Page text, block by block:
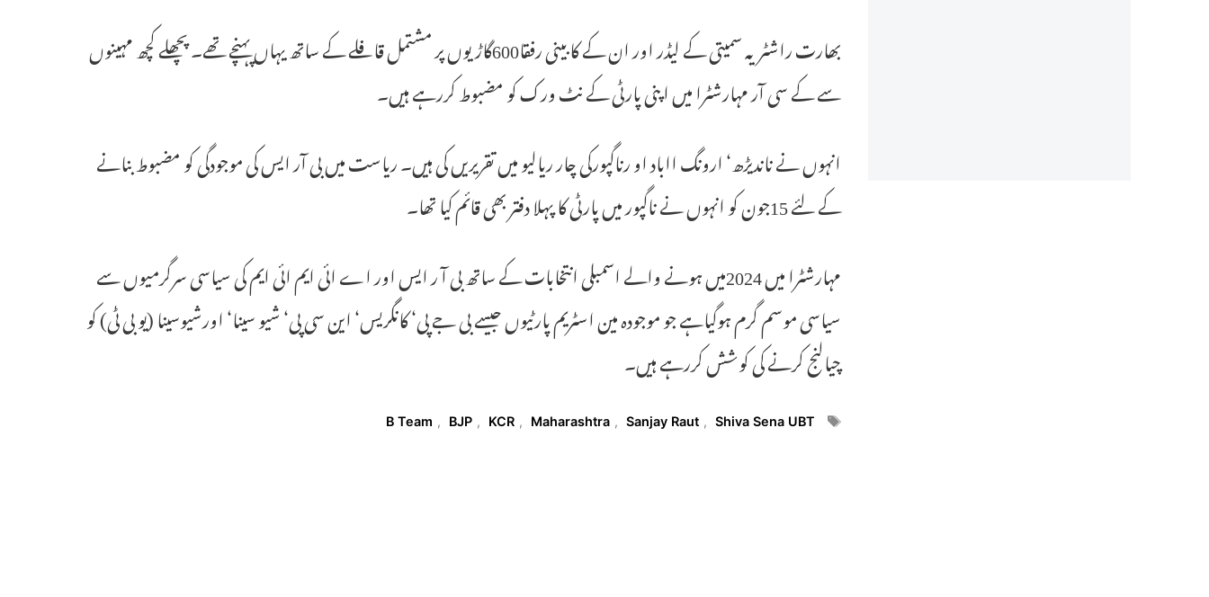
بھارت راشٹریہ سمیتی کے لیڈر اور ان کے کابینی رفقا600گاڑیوں پر مشتمل قافلے کے ساتھ یہاں پہنچے تھے۔ پچھلے کچھ مہینوں
سے کے سی آر مہارشٹرا میں اپنی پارٹی کے نٹ ورک کو مضبوط کررہے ہیں۔
انہوں نے ناندیڑھ‘ ارونگ ااباد او رناگپورکی چار ریالیو میں تقریریں کی ہیں۔ ریاست میں بی آر ایس کی موجودگی کو مضبوط بنانے
کے لئے 15جون کو انہوں نے ناگپور میں پارٹی کا پہلا دفتر بھی قائم کیا تھا۔
مہارشٹرا میں 2024میں ہونے والے اسمبلی انتخابات کے ساتھ بی آ ر ایس اور اے ائی ایم ائی ایم کی سیاسی سرگرمیوں سے
سیاسی موسم گرم ہوگیاہے جو موجودہ مین اسٹریم پارٹیوں جیسے بی جے پی‘ کانگریس‘ این سی پی‘ شیو سینا‘ اورشیوسینا (یو بی ٹی) کو
چیالنج کرنے کی کوشش کررہے ہیں۔
Tags
B Team , BJP , KCR , Maharashtra , Sanjay Raut , Shiva Sena UBT